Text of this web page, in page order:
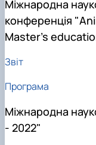
Міжнародна
конференція
Master’s
Звіт
Програма
Міжнародна
- 2022"